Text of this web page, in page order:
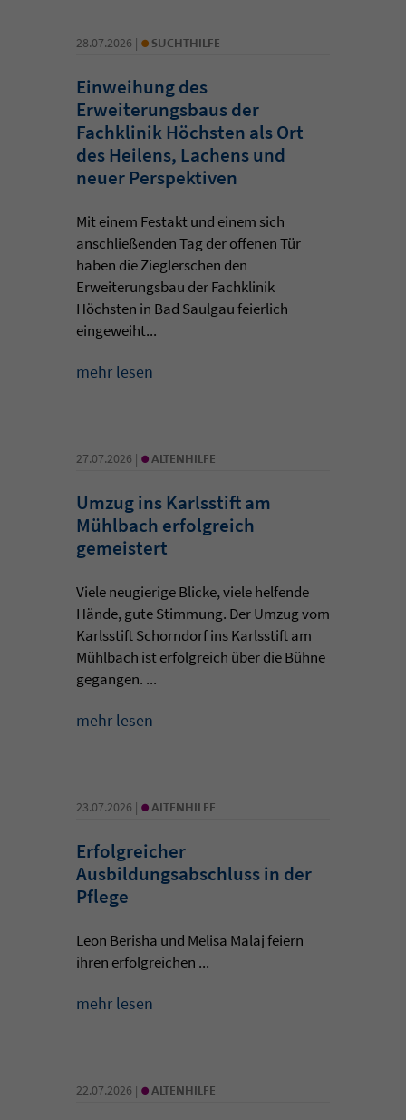
28.07.2026 | • SUCHTHILFE
Einweihung des
Erweiterungsbaus der
Fachklinik Höchsten als Ort
des Heilens, Lachens und
neuer Perspektiven
Mit einem Festakt und einem sich
anschließenden Tag der offenen Tür
haben die Zieglerschen den
Erweiterungsbau der Fachklinik
Höchsten in Bad Saulgau feierlich
eingeweiht...
mehr lesen
27.07.2026 | • ALTENHILFE
Umzug ins Karlsstift am
Mühlbach erfolgreich
gemeistert
Viele neugierige Blicke, viele helfende
Hände, gute Stimmung. Der Umzug vom
Karlsstift Schorndorf ins Karlsstift am
Mühlbach ist erfolgreich über die Bühne
gegangen. ...
mehr lesen
23.07.2026 | • ALTENHILFE
Erfolgreicher
Ausbildungsabschluss in der
Pflege
Leon Berisha und Melisa Malaj feiern
ihren erfolgreichen ...
mehr lesen
22.07.2026 | • ALTENHILFE